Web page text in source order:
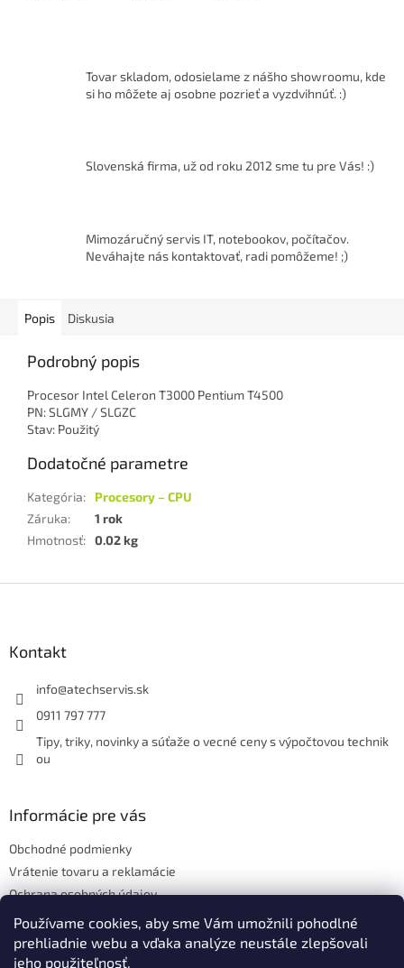
Používame cookies, aby sme Vám umožnili pohodlné
prehliadnie webu a vďaka analýze neustále zlepšovali
jeho použiteľnosť.
Tovar skladom, odosielame z nášho showroomu, kde
si ho môžete aj osobne pozrieť a vyzdvihnúť. :)
Slovenská firma, už od roku 2012 sme tu pre Vás! :)
Mimozáručný servis IT, notebookov, počítačov.
Neváhajte nás kontaktovať, radi pomôžeme! ;)
Popis Diskusia
Podrobný popis
Procesor Intel Celeron T3000 Pentium T4500
PN: SLGMY / SLGZC
Stav: Použitý
Dodatočné parametre
Kategória:
Procesory – CPU
Záruka:
1 rok
Hmotnosť: 0.02 kg
Kontakt
info@atechservis.sk
0911 797 777
Tipy, triky, novinky a súťaže o vecné ceny s výpočtovou technik
ou
Informácie pre vás
Obchodné podmienky
Vrátenie tovaru a reklamácie
Ochrana osobných údajov
Hodnotenie obchodu